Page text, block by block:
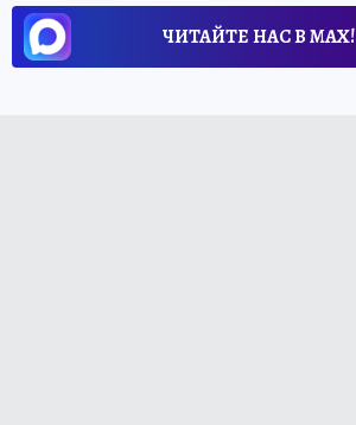
ЧИТАЙТЕ НАС В МАХ!